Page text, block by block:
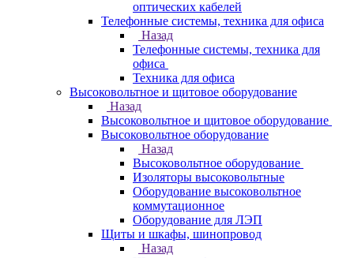
оптических кабелей
Телефонные системы, техника для офиса
Назад
Телефонные системы, техника для
офиса
Техника для офиса
Высоковольтное и щитовое оборудование
Назад
Высоковольтное и щитовое оборудование
Высоковольтное оборудование
Назад
Высоковольтное оборудование
Изоляторы высоковольтные
Оборудование высоковольтное
коммутационное
Оборудование для ЛЭП
Щиты и шкафы, шинопровод
Назад